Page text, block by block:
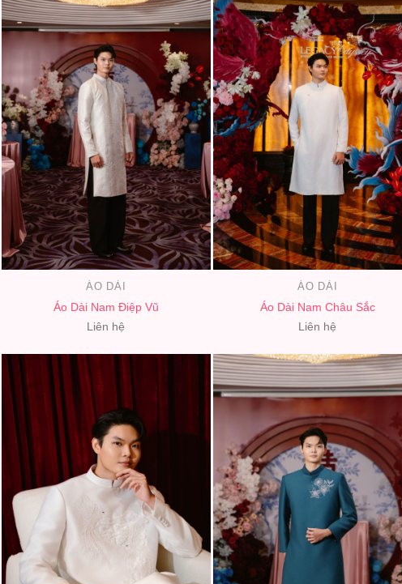
ÁO DÀI
Áo Dài Nam Điệp Vũ
Liên hệ
ÁO DÀI
Áo Dài Nam Châu Sắc
Liên hệ